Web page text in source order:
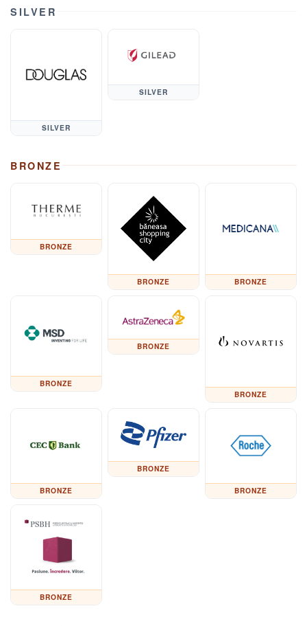
SILVER
SILVER
SILVER
BRONZE
BRONZE
BRONZE BRONZE
BRONZE
BRONZE
BRONZE
BRONZE
BRONZE
BRONZE
BRONZE